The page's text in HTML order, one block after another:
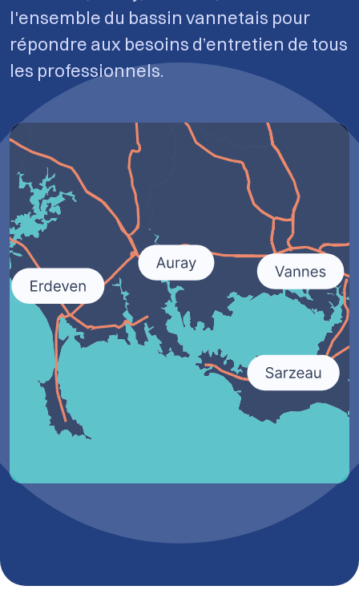
l'ensemble du bassin vannetais pour
répondre aux besoins d’entretien de tous
les professionnels.